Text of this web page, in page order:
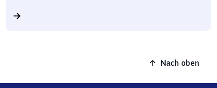
Nach oben